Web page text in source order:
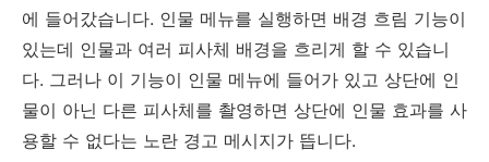
에 들어갔습니다. 인물 메뉴를 실행하면 배경 흐림 기능이
있는데 인물과 여러 피사체 배경을 흐리게 할 수 있습니
다. 그러나 이 기능이 인물 메뉴에 들어가 있고 상단에 인
물이 아닌 다른 피사체를 촬영하면 상단에 인물 효과를 사
용할 수 없다는 노란 경고 메시지가 뜹니다.